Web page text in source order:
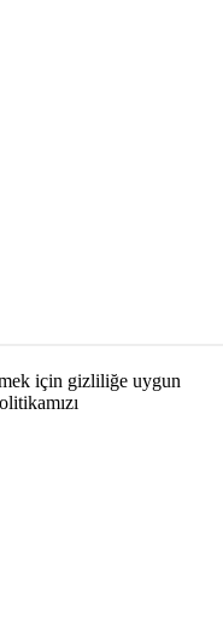
için gizliliğe uygun